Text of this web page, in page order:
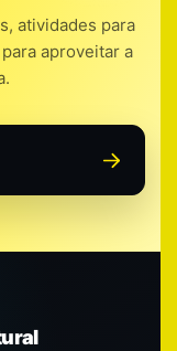
atividades para
aproveitar a